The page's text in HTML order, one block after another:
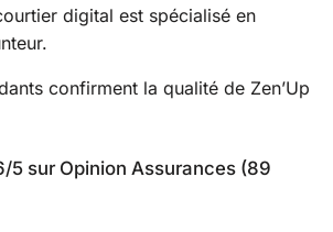
digital est spécialisé en
confirment la qualité de Zen’Up
5 sur Opinion Assurances (89